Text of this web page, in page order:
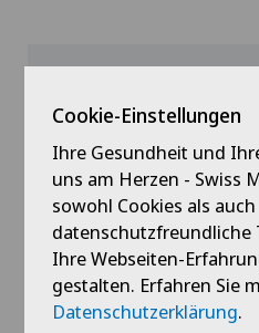
Privatklinik Obach
Christoph Schluep
Profil ansehen
Cookie-Einstellungen
Ihre Gesundheit und
uns am Herzen - Swiss
sowohl Cookies als auch
datenschutzfreundliche
Ihre Webseiten-
gestalten. Erfahren Sie
Datenschutzerklärung.